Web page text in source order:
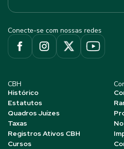
Conecte-se com nossas redes
CBH
Histórico
Estatutos
Quadros Juízes
Taxas
Registros Ativos CBH
Cursos